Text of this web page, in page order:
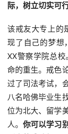
际， 树立切实可
该戒友大专上的
现了自己的梦想
XX警察学院总
命的重生。戒色
过了司法考试，
八名哈佛毕业生
位为北大、留学
人。你可以学习